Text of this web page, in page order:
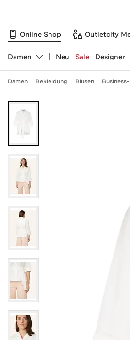
Online Shop Outletcity
Abteilung ändern, ausgewählt:
Damen Neu Sale Designer
Damen Bekleidung Blusen